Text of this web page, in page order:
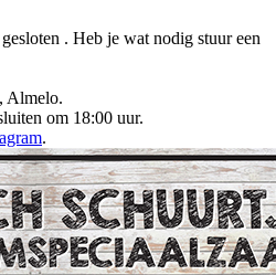
. Heb je wat nodig stuur een
Almelo.
om 18:00 uur.
.